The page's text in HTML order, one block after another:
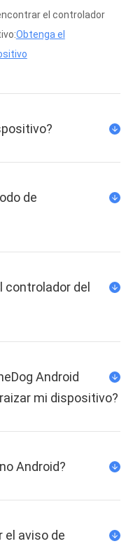
el controlador
Obtenga el
de
controlador del
Android
mi dispositivo?
Android?
el aviso de